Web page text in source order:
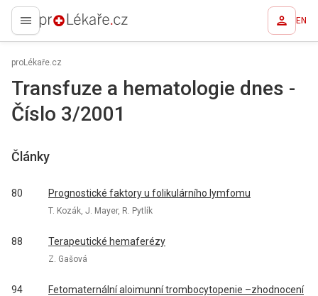
proLékaře.cz EN
proLékaře.cz
Transfuze a hematologie dnes -
Číslo 3/2001
Články
80 Prognostické faktory u folikulárního lymfomu
T. Kozák, J. Mayer, R. Pytlík
88 Terapeutické hemaferézy
Z. Gašová
94
Fetomaternální aloimunní trombocytopenie –zhodnocení